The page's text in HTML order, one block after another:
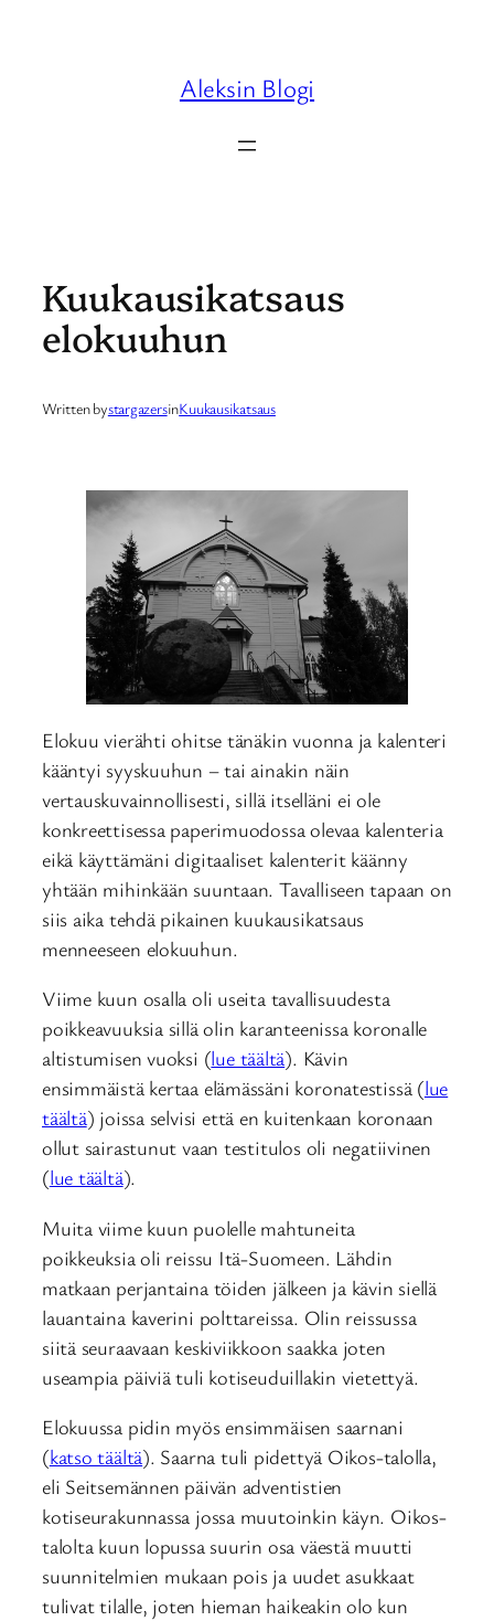
Aleksin Blogi
Kuukausikatsaus
elokuuhun
Written bystargazersinKuukausikatsaus
Elokuu vierähti ohitse tänäkin vuonna ja kalenteri
kääntyi syyskuuhun – tai ainakin näin
vertauskuvainnollisesti, sillä itselläni ei ole
konkreettisessa paperimuodossa olevaa kalenteria
eikä käyttämäni digitaaliset kalenterit käänny
yhtään mihinkään suuntaan. Tavalliseen tapaan on
siis aika tehdä pikainen kuukausikatsaus
menneeseen elokuuhun.
Viime kuun osalla oli useita tavallisuudesta
poikkeavuuksia sillä olin karanteenissa koronalle
altistumisen vuoksi (lue täältä). Kävin
ensimmäistä kertaa elämässäni koronatestissä (lue
täältä) joissa selvisi että en kuitenkaan koronaan
ollut sairastunut vaan testitulos oli negatiivinen
(lue täältä).
Muita viime kuun puolelle mahtuneita
poikkeuksia oli reissu Itä-Suomeen. Lähdin
matkaan perjantaina töiden jälkeen ja kävin siellä
lauantaina kaverini polttareissa. Olin reissussa
siitä seuraavaan keskiviikkoon saakka joten
useampia päiviä tuli kotiseuduillakin vietettyä.
Elokuussa pidin myös ensimmäisen saarnani
(katso täältä). Saarna tuli pidettyä Oikos-talolla,
eli Seitsemännen päivän adventistien
kotiseurakunnassa jossa muutoinkin käyn. Oikos-
talolta kuun lopussa suurin osa väestä muutti
suunnitelmien mukaan pois ja uudet asukkaat
tulivat tilalle, joten hieman haikeakin olo kun